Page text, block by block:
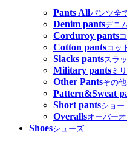
Pants Allパンツ全
Denim pantsデニ
Corduroy pants
Cotton pantsコッ
Slacks pantsスラ
Military pants ミ
Other Pantsその
Pattern&Sweat
Short pantsショー
Overallsオーバー
Shoesシューズ